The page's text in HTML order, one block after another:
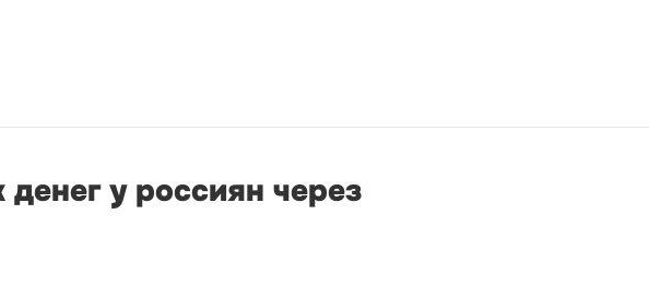
у россиян через